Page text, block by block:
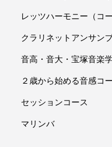
レッツハーモニー（コ
クラリネットアンサン
音高・音大・宝塚音楽
２歳から始める音感コ
セッションコース
マリンバ